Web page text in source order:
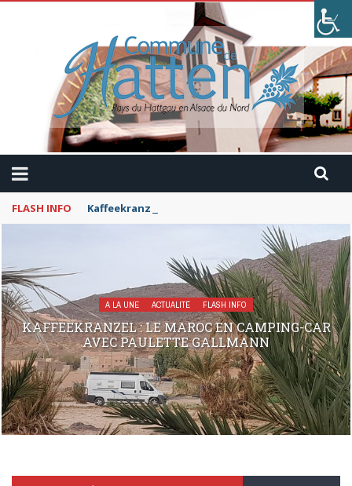
FLASH INFO Kaffeekranzel : Le Maroc en camping-car avec
A LA UNE ACTUALITÉ FLASH INFO
KAFFEEKRANZEL : LE MAROC EN CAMPING-CAR
AVEC PAULETTE GALLMANN